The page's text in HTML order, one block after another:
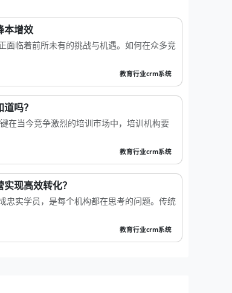
本增效
面临着前所未有的挑战与机遇。如何在众多竞
教育行业crm系统
吗？
在当今竞争激烈的培训市场中，培训机构要
教育行业crm系统
现高效转化？
忠实学员，是每个机构都在思考的问题。传统
教育行业crm系统